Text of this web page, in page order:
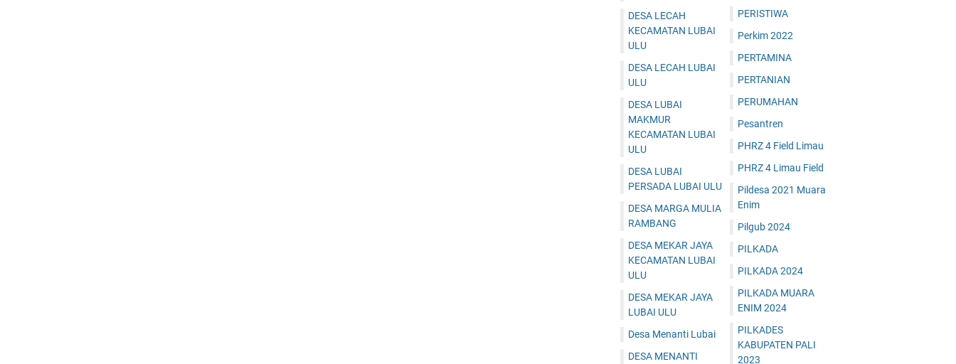
DESA LECAH
KECAMATAN LUBAI
ULU
DESA LECAH LUBAI
ULU
DESA LUBAI
MAKMUR
KECAMATAN LUBAI
ULU
DESA LUBAI
PERSADA LUBAI ULU
DESA MARGA MULIA
RAMBANG
DESA MEKAR JAYA
KECAMATAN LUBAI
ULU
DESA MEKAR JAYA
LUBAI ULU
Desa Menanti Lubai
DESA MENANTI
PERISTIWA
Perkim 2022
PERTAMINA
PERTANIAN
PERUMAHAN
Pesantren
PHRZ 4 Field Limau
PHRZ 4 Limau Field
Pildesa 2021 Muara
Enim
Pilgub 2024
PILKADA
PILKADA 2024
PILKADA MUARA
ENIM 2024
PILKADES
KABUPATEN PALI
2023